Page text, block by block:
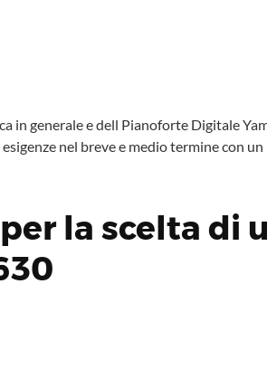
in generale e dell Pianoforte Digitale
nel breve e medio termine con
la scelta di